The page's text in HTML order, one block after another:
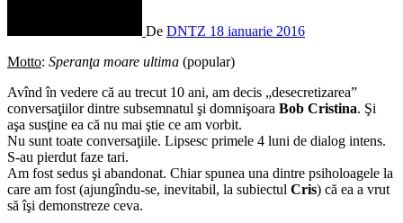
De DNTZ 18 ianuarie 2016
Motto: Speranţa moare ultima (popular)
Avînd în vedere că au trecut 10 ani, am decis „desecretizarea”
conversaţiilor dintre subsemnatul şi domnişoara Bob Cristina. Şi
aşa susţine ea că nu mai ştie ce am vorbit.
Nu sunt toate conversaţiile. Lipsesc primele 4 luni de dialog intens.
S-au pierdut faze tari.
Am fost sedus şi abandonat. Chiar spunea una dintre psiholoagele la
care am fost (ajungîndu-se, inevitabil, la subiectul Cris) că ea a vrut
să îşi demonstreze ceva.